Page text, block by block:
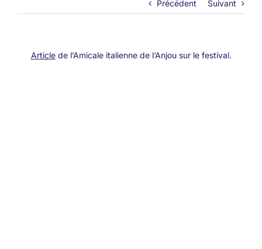
Précédent Suivant
Articlede l’Amicale italienne de l’Anjou sur le festival.